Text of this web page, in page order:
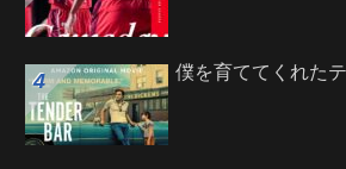
僕を育ててくれた